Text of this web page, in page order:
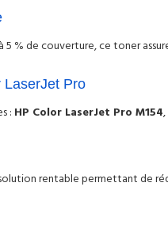
à 5 % de couverture, ce toner
LaserJet Pro
: HP Color LaserJet Pro M154,
rentable permettant de